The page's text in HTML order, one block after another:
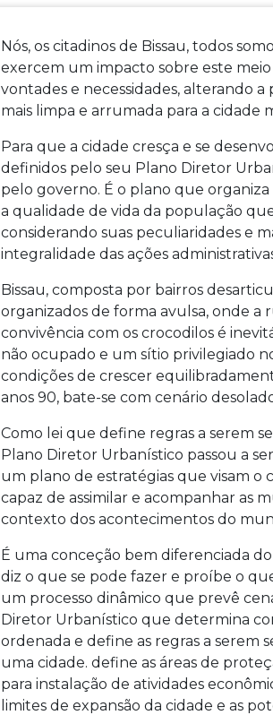
Nós, os citadinos de Bissau, todos
exercem um impacto sobre este meio
vontades e necessidades, alterando a
mais limpa e arrumada para a cidade
Para que a cidade cresça e se
definidos pelo seu Plano Diretor
pelo governo. É o plano que
a qualidade de vida da população
considerando suas peculiaridades e
integralidade das ações
Bissau, composta por bairros
organizados de forma avulsa, onde a
convivência com os crocodilos é
não ocupado e um sítio privilegiado
condições de crescer
anos 90, bate-se com cenário
Como lei que define regras a serem
Plano Diretor Urbanístico passou a
um plano de estratégias que visam o
capaz de assimilar e acompanhar as
contexto dos acontecimentos do
É uma conceção bem diferenciada
diz o que se pode fazer e proíbe o
um processo dinâmico que prevê
Diretor Urbanístico que determina
ordenada e define as regras a serem
uma cidade. define as áreas de
para instalação de atividades
limites de expansão da cidade e as